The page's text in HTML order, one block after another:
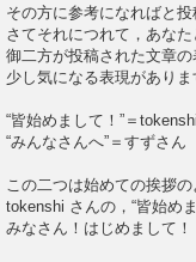
その方に参考になればと投
さてそれにつれて，あな
御二方が投稿された文章の
少し気になる表現がありま
“皆始めまして！”＝
“みんなさんへ”＝すずさん
この二つは始めての挨拶の
tokenshi さんの，“皆始め
みなさん！はじめまして！